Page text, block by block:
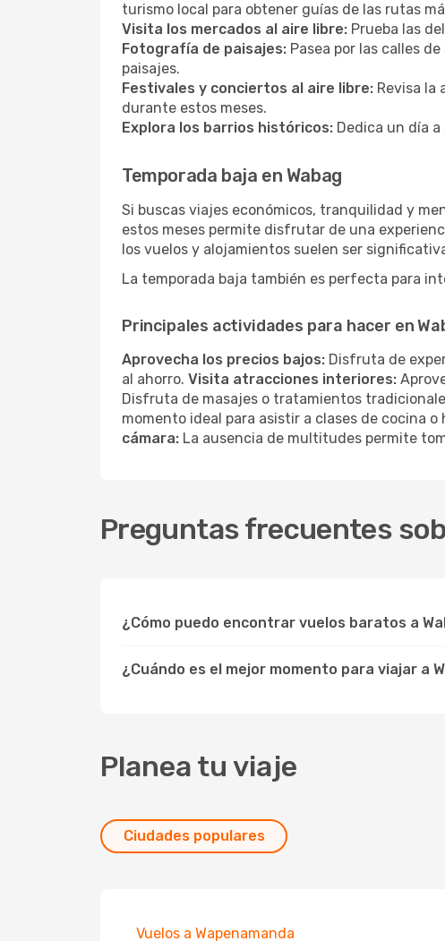
turismo local para obtener guías de las rutas
Visita los mercados al aire libre: Prueba las
Fotografía de paisajes: Pasea por las calles
paisajes.
Festivales y conciertos al aire libre: Revisa la
durante estos meses.
Explora los barrios históricos: Dedica un día
Temporada baja en Wabag
Si buscas viajes económicos, tranquilidad y
estos meses permite disfrutar de una
los vuelos y alojamientos suelen ser
La temporada baja también es perfecta para
Principales actividades para hacer en
Aprovecha los precios bajos: Disfruta de
al ahorro. Visita atracciones interiores:
Disfruta de masajes o tratamientos
momento ideal para asistir a clases de cocina
cámara: La ausencia de multitudes permite
Preguntas frecuentes
¿Cómo puedo encontrar vuelos baratos a
¿Cuándo es el mejor momento para viajar a
Planea tu viaje
Ciudades populares
Vuelos a Wapenamanda